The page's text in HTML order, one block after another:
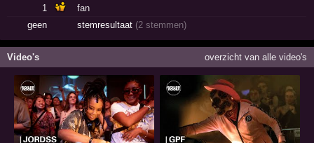
1
fan
geen
stemresultaat (2 stemmen)
Video's overzicht van alle video's